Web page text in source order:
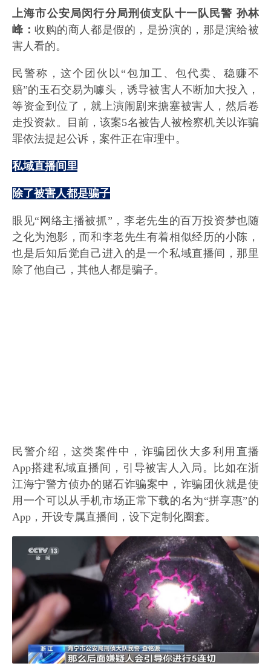
上海市公安局闵行分局刑侦支队十一队民警 孙林
峰：收购的商人都是假的，是扮演的，那是演给被
害人看的。
民警称，这个团伙以“包加工、包代卖、稳赚不
赔”的玉石交易为噱头，诱导被害人不断加大投入，
等资金到位了，就上演闹剧来搪塞被害人，然后卷
走投资款。目前，该案5名被告人被检察机关以诈骗
罪依法提起公诉，案件正在审理中。
私域直播间里
除了被害人都是骗子
眼见“网络主播被抓”，李老先生的百万投资梦也随
之化为泡影，而和李老先生有着相似经历的小陈，
也是后知后觉自己进入的是一个私域直播间，那里
除了他自己，其他人都是骗子。
民警介绍，这类案件中，诈骗团伙大多利用直播
App搭建私域直播间，引导被害人入局。比如在浙
江海宁警方侦办的赌石诈骗案中，诈骗团伙就是使
用一个可以从手机市场正常下载的名为“拼享惠”的
App，开设专属直播间，设下定制化圈套。